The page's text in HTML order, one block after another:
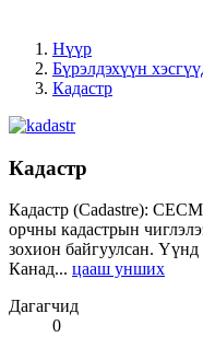
Нүүр
Бүрэлдэхүүн
Кадастр
Кадастр
Кадастр (Cadastre):
орчны кадастрын
зохион байгуулсан.
Канад... цааш унших
Дагагчид
0